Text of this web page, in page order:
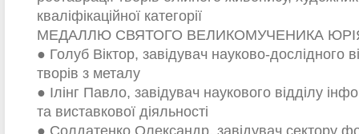
кваліфікаційної категорії
МЕДАЛЛЮ СВЯТОГО ВЕЛИКОМУЧЕНИКА
● Голуб Віктор, завідувач науково-дослідного
творів з металу
● Ілінг Павло, завідувач наукового відділу
та виставкової діяльності
● Солдатенко Олександр, завідувач сектору